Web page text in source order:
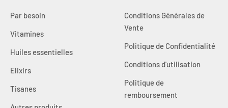
Par besoin
Vitamines
Huiles essentielles
Elixirs
Tisanes
Conditions Générales de
Vente
Politique de Confidentialité
Conditions d'utilisation
Politique de
remboursement